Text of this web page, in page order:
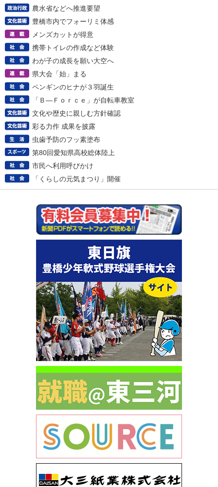
農水省などへ推進要望
豊橋市内でフォーリミ体感
メンズカットが得意
携帯トイレの作成など体験
わが子の成長を願い大空へ
県大会「始」まる
ペンギンのヒナが３羽誕生
「Ｂ―Ｆｏｒｃｅ」が自転車教室
文化や歴史に親しむ方針確認
彩る力作 成果を披露
虫歯予防のフッ素塗布
第80回愛知県高校総体陸上
市民へ利用呼びかけ
「くらしの元気まつり」開催